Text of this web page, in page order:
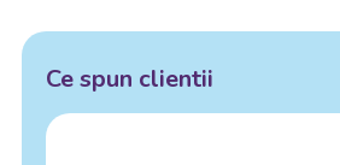
Ce spun clientii